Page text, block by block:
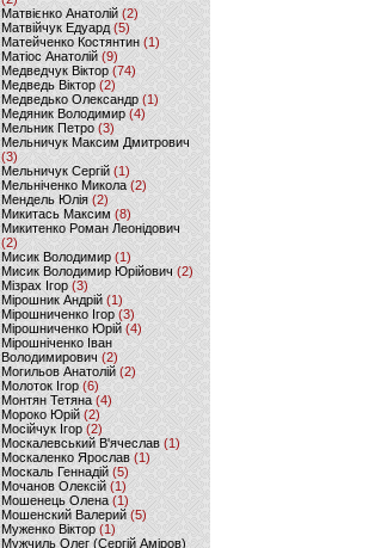
Матвієнко Анатолій (2)
Матвійчук Едуард(5)
Матейченко Костянтин (1)
Матіос Анатолій (9)
Медведчук Віктор(74)
Медведь Віктор (2)
Медведько Олександр (1)
Медяник Володимир(4)
Мельник Петро (3)
Мельничук Максим Дмитрович
(3)
Мельничук Сергій (1)
Мельніченко Микола (2)
Мендель Юлія (2)
Микитась Максим (8)
Микитенко Роман Леонідович
(2)
Мисик Володимир (1)
Мисик Володимир Юрійович(2)
Мізрах Ігор(3)
Мірошник Андрій(1)
Мірошниченко Ігор (3)
Мірошниченко Юрій(4)
Мірошніченко Іван
Володимирович (2)
Могильов Анатолій (2)
Молоток Ігор (6)
Монтян Тетяна (4)
Мороко Юрій(2)
Мосійчук Ігор (2)
Москалевський В'ячеслав (1)
Москаленко Ярослав (1)
Москаль Геннадій (5)
Мочанов Олексій(1)
Мошенець Олена(1)
Мошенский Валерий (5)
Муженко Віктор (1)
Мужчиль Олег (Сергій Аміров)